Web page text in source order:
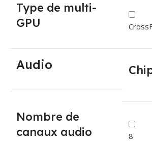
Type de multi-
GPU
Audio
Nombre de
canaux audio
8